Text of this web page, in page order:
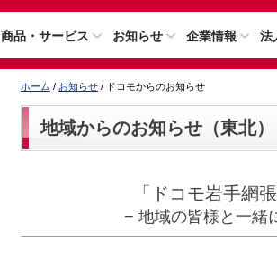
商品・サービス お知らせ 企業情報 法
ホーム / お知らせ / ドコモからのお知らせ
地域からのお知らせ（東北）
「ドコモ岩手網
− 地域の皆様と一緒